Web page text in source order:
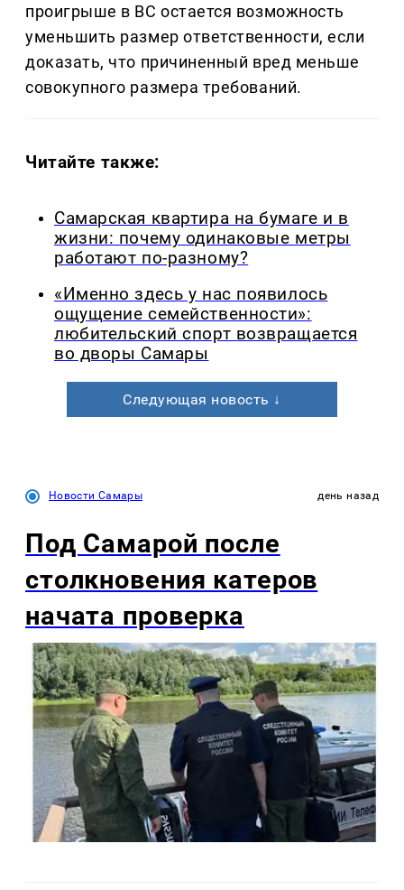
проигрыше в ВС остается возможность
уменьшить размер ответственности, если
доказать, что причиненный вред меньше
совокупного размера требований.
Читайте также:
Самарская квартира на бумаге и в
жизни: почему одинаковые метры
работают по-разному?
«Именно здесь у нас появилось
ощущение семейственности»:
любительский спорт возвращается
во дворы Самары
Следующая новость ↓
Новости Самары день назад
Под Самарой после
столкновения катеров
начата проверка